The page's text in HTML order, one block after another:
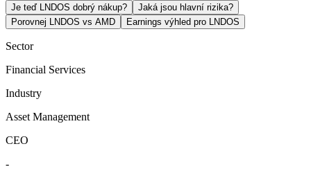
Je teď LNDOS dobrý nákup?
Jaká jsou hlavní rizika?
Porovnej LNDOS vs AMD
Earnings výhled pro LNDOS
Sector
Financial Services
Industry
Asset Management
CEO
-